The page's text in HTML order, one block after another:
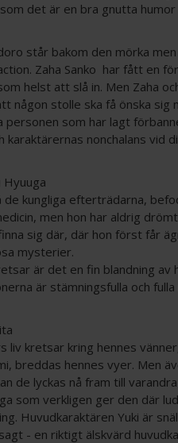
det är en bra gnutta humor
står bakom den mörka
Zaha Sanko har fått en
helst att slå in. Men Zaha
någon stolle ska få önska
som har lagt
karaktärernas nonchalans vid
Hyuuga
de kungliga efterträdarna,
men hon har aldrig
sig där, där hon först får
mysterier.
är det en fin blandning av
är stämningsfulla och
liv kretsar kring hennes
breddas hennes vyer. Men
de lyckas nå fram till
som verkligen ger den där
Huvudkaraktären Yuki är
- en riktigt älskvärd